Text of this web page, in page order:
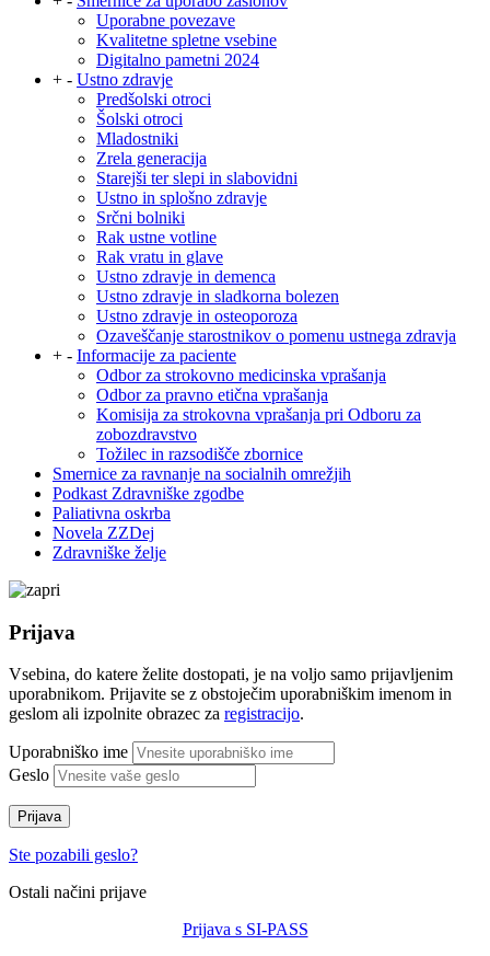
Uporabne povezave
Kvalitetne spletne vsebine
Digitalno pametni 2024
+ - Ustno zdravje
Predšolski otroci
Šolski otroci
Mladostniki
Zrela generacija
Starejši ter slepi in slabovidni
Ustno in splošno zdravje
Srčni bolniki
Rak ustne votline
Rak vratu in glave
Ustno zdravje in demenca
Ustno zdravje in sladkorna bolezen
Ustno zdravje in osteoporoza
Ozaveščanje starostnikov o pomenu ustnega zdravja
+ - Informacije za paciente
Odbor za strokovno medicinska vprašanja
Odbor za pravno etična vprašanja
Komisija za strokovna vprašanja pri Odboru za
zobozdravstvo
Tožilec in razsodišče zbornice
Smernice za ravnanje na socialnih omrežjih
Podkast Zdravniške zgodbe
Paliativna oskrba
Novela ZZDej
Zdravniške želje
Prijava
Vsebina, do katere želite dostopati, je na voljo samo prijavljenim
uporabnikom. Prijavite se z obstoječim uporabniškim imenom in
geslom ali izpolnite obrazec za registracijo.
Uporabniško ime
Geslo
Prijava
Ste pozabili geslo?
Ostali načini prijave
Prijava s SI-PASS